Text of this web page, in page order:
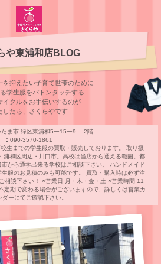
や東浦和店BLOG
を抑えたい子育て世帯のために
学⽣服をバトンタッチする
イクルをお⼿伝いするのが
したち、さくらやです
たま市 緑区東浦和5ー15ー9 2階
090-3570-1861
生までの学生服の買取・販売しております。 取り扱
浦和区周辺・川口市。高校は当店から通える範囲。都
から通学出来る学校はご相談下さい。 ハンドメイド
服のお見積のみも可能です。 買取・購入時は必ず注
相談下さい！ ○営業日 月・木・金・土 ○営業時間 11
期で変わる場合がございますので、詳しくは営業カ
ダーにてご確認下さい。